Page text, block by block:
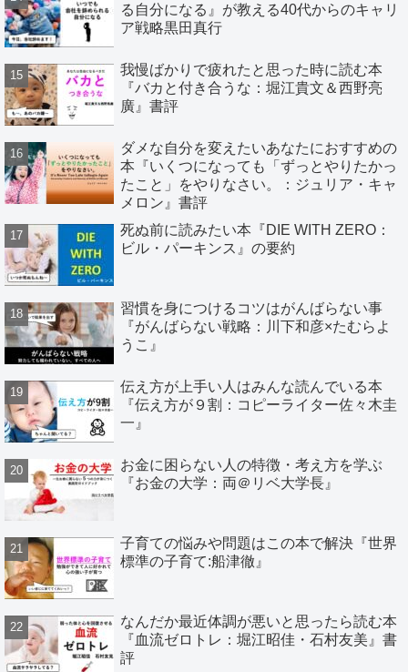
る自分になる』が教える40代からのキャリ
ア戦略黒田真行
我慢ばかりで疲れたと思った時に読む本
『バカと付き合うな：堀江貴文＆西野亮
廣』書評
ダメな自分を変えたいあなたにおすすめの
本『いくつになっても「ずっとやりたかっ
たこと」をやりなさい。：ジュリア・キャ
メロン』書評
死ぬ前に読みたい本『DIE WITH ZERO：
ビル・パーキンス』の要約
習慣を身につけるコツはがんばらない事
『がんばらない戦略：川下和彦×たむらよ
うこ』
伝え方が上手い人はみんな読んでいる本
『伝え方が９割：コピーライター佐々木圭
一』
お金に困らない人の特徴・考え方を学ぶ
『お金の大学：両＠リベ大学長』
子育ての悩みや問題はこの本で解決『世界
標準の子育て:船津徹』
なんだか最近体調が悪いと思ったら読む本
『血流ゼロトレ：堀江昭佳・石村友美』書
評